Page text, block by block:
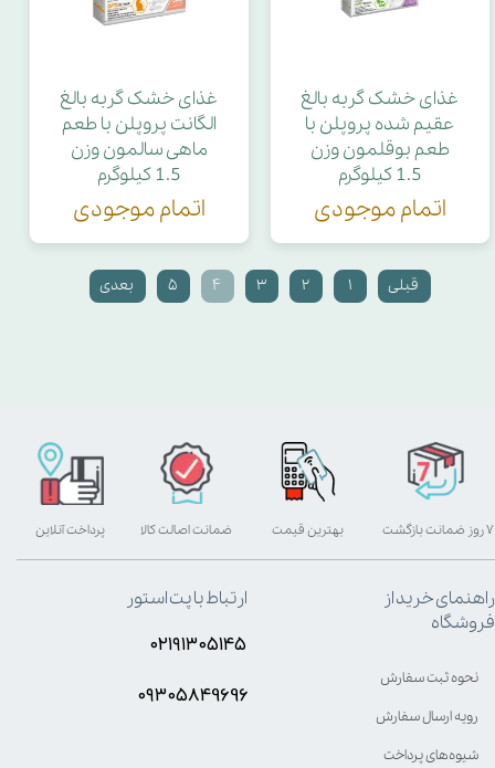
غذای خشک گربه بالغ
عقیم شده پروپلن با
طعم بوقلمون وزن
1.5 کیلوگرم
اتمام موجودی
غذای خشک گربه بالغ
الگانت پروپلن با طعم
ماهی سالمون وزن
1.5 کیلوگرم
اتمام موجودی
قبلی ۱ ۲ ۳ ۴ ۵ بعدی
بهترین قیمت پرداخت آنلاین ۷ روز ضمانت بازگشت ضمانت اصالت کالا
راهنمای خرید از
فروشگاه
نحوه ثبت سفارش
رویه ارسال سفارش
شیوه‌های پرداخت
ارتباط با پت استور
۰۲۱۹۱۳۰۵۱۴۵
۰۹۳۰۵8۴9696